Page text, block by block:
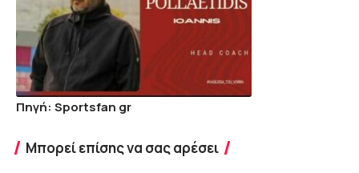
Πηγή: Sportsfan gr
Μπορεί επίσης να σας αρέσει